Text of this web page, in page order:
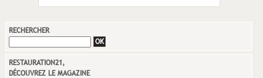
RECHERCHER
RESTAURATION21,
DÉCOUVREZ LE MAGAZINE